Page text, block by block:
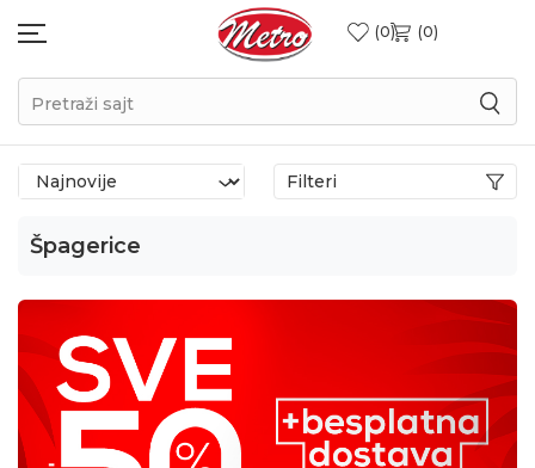
0 0
Pretraži sajt
Špagerice
Filteri